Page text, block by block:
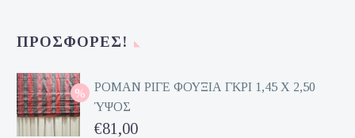
ΠΡΟΣΦΟΡΈΣ!
ΡΟΜΑΝ ΡΙΓΕ ΦΟΥΞΙΑ ΓΚΡΙ 1,45 Χ 2,50
ΎΨΟΣ
Original
€81,00